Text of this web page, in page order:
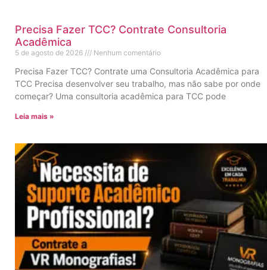
Precisa Fazer TCC? Contrate Consultoria
Acadêmica
5 de agosto de 2026 Nenhum comentário
Precisa Fazer TCC? Contrate uma Consultoria Acadêmica para
TCC Precisa desenvolver seu trabalho, mas não sabe por onde
começar? Uma consultoria acadêmica para TCC pode
Leia mais »